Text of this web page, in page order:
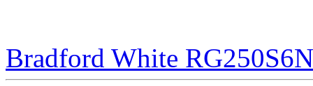
Bradford White